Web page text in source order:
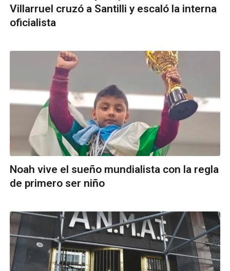
Villarruel cruzó a Santilli y escaló la interna
oficialista
Noah vive el sueño mundialista con la regla
de primero ser niño